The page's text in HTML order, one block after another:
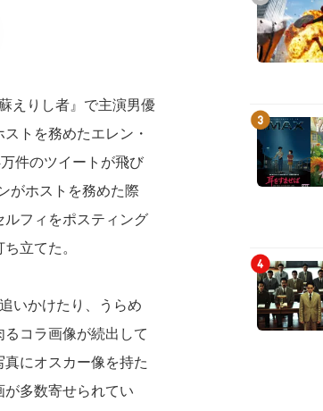
えりし者』で主演男優
トを務めたエレン・
件のツイートが飛び
がホストを務めた際
フィをポスティング
立てた。
いかけたり、うらめ
コラ画像が続出して
にオスカー像を持た
多数寄せられてい